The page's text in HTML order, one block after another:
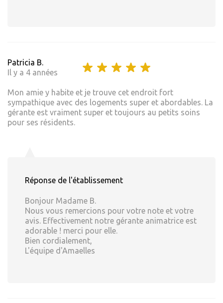
Patricia B.
Il y a 4 années
Mon amie y habite et je trouve cet endroit fort
sympathique avec des logements super et abordables. La
gérante est vraiment super et toujours au petits soins
pour ses résidents.
Réponse de l'établissement
Bonjour Madame B.
Nous vous remercions pour votre note et votre
avis. Effectivement notre gérante animatrice est
adorable ! merci pour elle.
Bien cordialement,
L'équipe d'Amaelles